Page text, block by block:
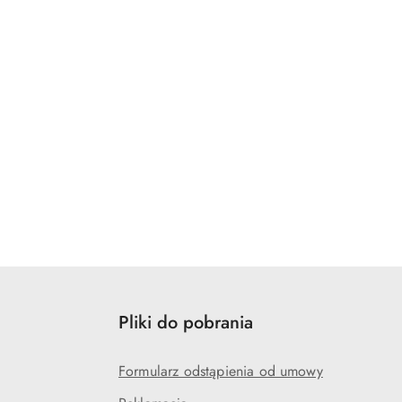
Pliki do pobrania
Formularz odstąpienia od umowy